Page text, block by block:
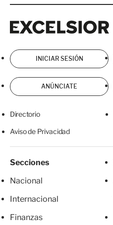
INICIAR SESIÓN
ANÚNCIATE
Directorio
Aviso de Privacidad
Secciones
Nacional
Internacional
Finanzas